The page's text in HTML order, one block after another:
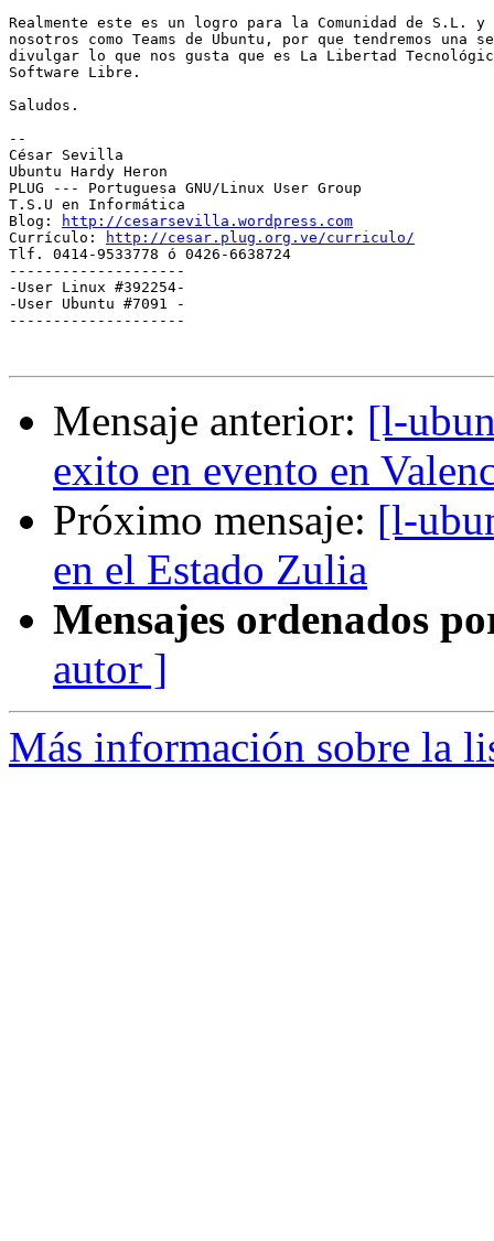
Realmente este es un logro para la Comunidad de S.L. y
nosotros como Teams de Ubuntu, por que tendremos una
divulgar lo que nos gusta que es La Libertad
Software Libre.
Saludos.
--
﻿César Sevilla
Ubuntu Hardy Heron
PLUG --- Portuguesa GNU/Linux User Group
T.S.U en Informática
Blog:
http://cesarsevilla.wordpress.com
Currículo:
http://cesar.plug.org.ve/curriculo/
Tlf. 0414-9533778 ó 0426-6638724
--------------------
-User Linux #392254-
-User Ubuntu #7091 -
--------------------
Mensaje anterior: [l-
exito en evento en
Próximo mensaje: [l-
en el Estado Zulia
Mensajes ordenados
autor ]
Más información sobre la